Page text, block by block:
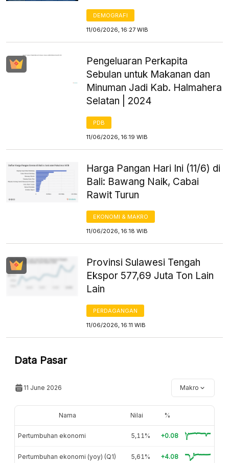
DEMOGRAFI
11/06/2026, 16:27 WIB
Pengeluaran Perkapita
Sebulan untuk Makanan dan
Minuman Jadi Kab. Halmahera
Selatan | 2024
PDB
11/06/2026, 16:19 WIB
Harga Pangan Hari Ini (11/6) di
Bali: Bawang Naik, Cabai
Rawit Turun
EKONOMI & MAKRO
11/06/2026, 16:18 WIB
Provinsi Sulawesi Tengah
Ekspor 577,69 Juta Ton Lain
Lain
PERDAGANGAN
11/06/2026, 16:11 WIB
Data Pasar
11 June 2026 Makro
Nama Nilai %
Pertumbuhan ekonomi 5,11% +0.08
Pertumbuhan ekonomi (yoy) (Q1) 5,61% +4.08